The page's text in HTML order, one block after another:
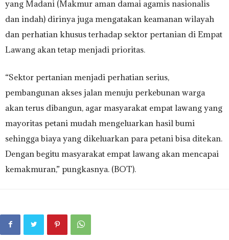
yang Madani (Makmur aman damai agamis nasionalis
dan indah) dirinya juga mengatakan keamanan wilayah
dan perhatian khusus terhadap sektor pertanian di Empat
Lawang akan tetap menjadi prioritas.
“Sektor pertanian menjadi perhatian serius,
pembangunan akses jalan menuju perkebunan warga
akan terus dibangun, agar masyarakat empat lawang yang
mayoritas petani mudah mengeluarkan hasil bumi
sehingga biaya yang dikeluarkan para petani bisa ditekan.
Dengan begitu masyarakat empat lawang akan mencapai
kemakmuran,” pungkasnya. (BOT).